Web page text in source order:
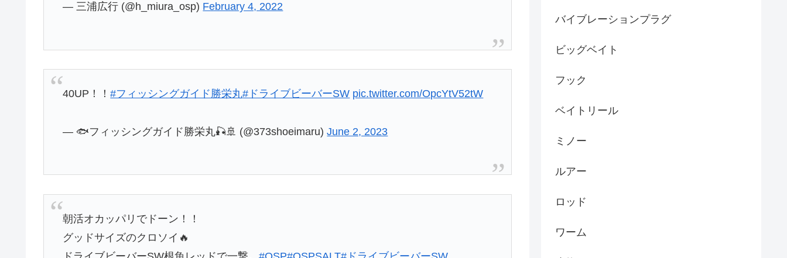
— 三浦広行 (@h_miura_osp) February 4, 2022
40UP！！#フィッシングガイド勝栄丸#ドライブビーバーSW pic.twitter.com/OpcYtV52tW
— 🐟️フィッシングガイド勝栄丸🎣🚢 (@373shoeimaru)June 2, 2023
朝活オカッパリでドーン！！
グッドサイズのクロソイ🔥
バイブレーションプラグ
ビッグベイト
フック
ベイトリール
ミノー
ルアー
ロッド
ワーム